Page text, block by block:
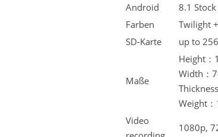
Android
8.1 Stock
Farben
Twilight
SD-Karte
up to
Maße
Height
Width：
Weight
Video
1080p,